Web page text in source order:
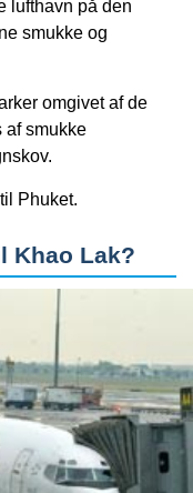
lufthavn på den
smukke og
omgivet af de
af smukke
Phuket.
Khao Lak?